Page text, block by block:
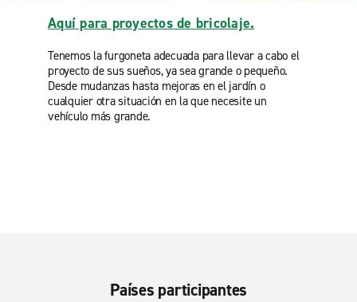
Aquí para proyectos de bricolaje.
Tenemos la furgoneta adecuada para llevar a cabo el
proyecto de sus sueños, ya sea grande o pequeño.
Desde mudanzas hasta mejoras en el jardín o
cualquier otra situación en la que necesite un
vehículo más grande.
Países participantes